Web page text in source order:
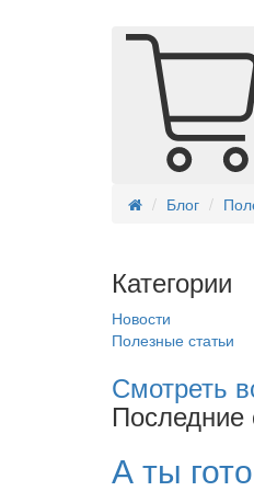
Блог
Категории
Новости
Полезные статьи
Смотреть
Последние
А ты